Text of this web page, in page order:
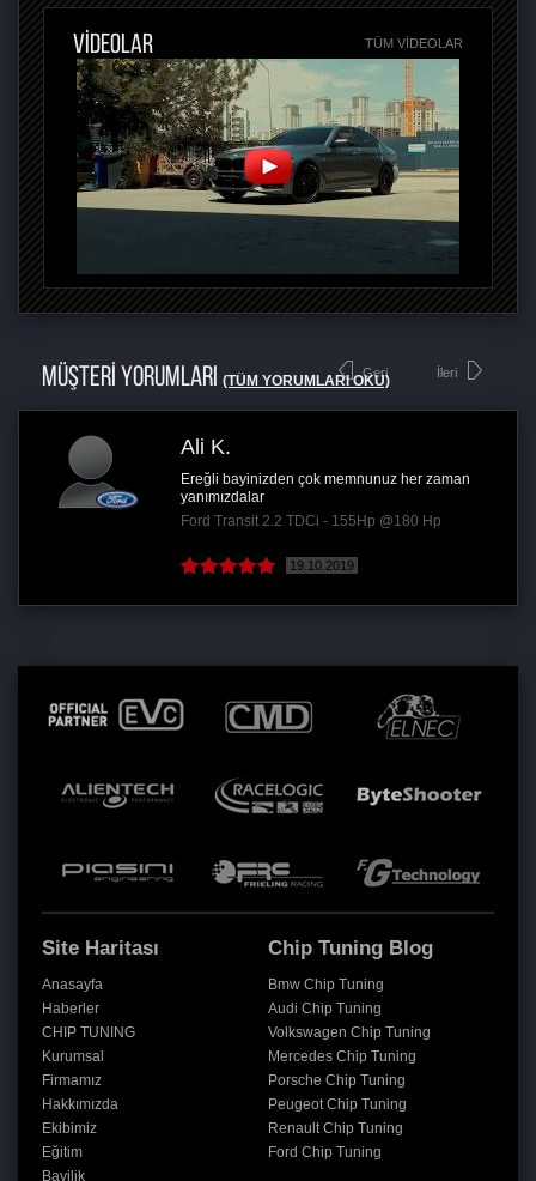
VİDEOLAR TÜM VIDEOLAR
MÜŞTERİ YORUMLARI (TÜM YORUMLARI OKU)
Geri
Ali K.
Ereğli bayinizden çok memnunuz her zaman
yanımızdalar
Ford Transit 2.2 TDCi - 155Hp @180 Hp
19.10.2019
İleri
Site Haritası
Anasayfa
Haberler
CHIP TUNING
Kurumsal
Firmamız
Hakkımızda
Ekibimiz
Eğitim
Bayilik
Chip Tuning Blog
Bmw Chip Tuning
Audi Chip Tuning
Volkswagen Chip Tuning
Mercedes Chip Tuning
Porsche Chip Tuning
Peugeot Chip Tuning
Renault Chip Tuning
Ford Chip Tuning